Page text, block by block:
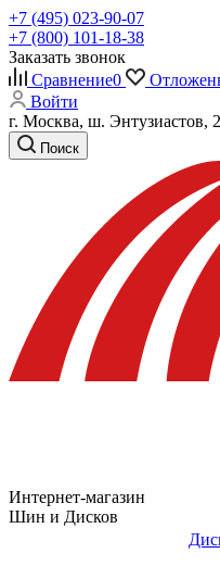
+7 (495) 023-90-07
+7 (800) 101-18-38
Заказать звонок
Сравнение0
Войти
г. Москва, ш. Энтузиастов,
Поиск
Интернет-магазин
Шин и Дисков